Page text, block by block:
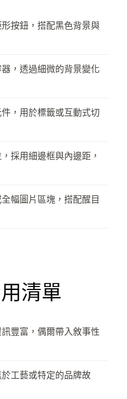
按鈕，搭配黑色背景與
，透過細微的背景變化
，用於標籤或互動式切
採用細邊框與內邊距，
幅圖片區塊，搭配醒目
清單
豐富，偶爾帶入敘事性
工藝或特定的品牌故